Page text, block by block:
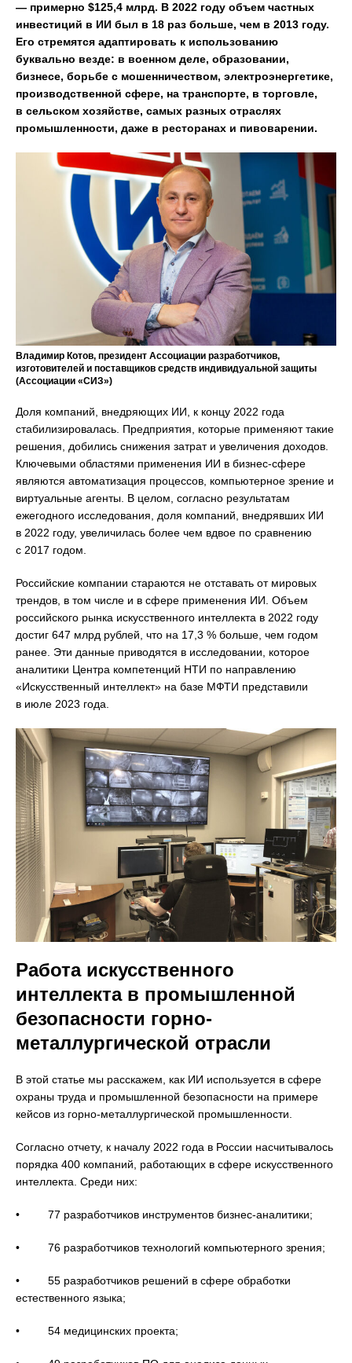
— примерно $125,4 млрд. В 2022 году объем частных
инвестиций в ИИ был в 18 раз больше, чем в 2013 году.
Его стремятся адаптировать к использованию
буквально везде: в военном деле, образовании,
бизнесе, борьбе с мошенничеством, электроэнергетике,
производственной сфере, на транспорте, в торговле,
в сельском хозяйстве, самых разных отраслях
промышленности, даже в ресторанах и пивоварении.
Владимир Котов, президент Ассоциации разработчиков,
изготовителей и поставщиков средств индивидуальной защиты
(Ассоциации «СИЗ»)
Доля компаний, внедряющих ИИ, к концу 2022 года
стабилизировалась. Предприятия, которые применяют такие
решения, добились снижения затрат и увеличения доходов.
Ключевыми областями применения ИИ в бизнес-сфере
являются автоматизация процессов, компьютерное зрение и
виртуальные агенты. В целом, согласно результатам
ежегодного исследования, доля компаний, внедрявших ИИ
в 2022 году, увеличилась более чем вдвое по сравнению
с 2017 годом.
Российские компании стараются не отставать от мировых
трендов, в том числе и в сфере применения ИИ. Объем
российского рынка искусственного интеллекта в 2022 году
достиг 647 млрд рублей, что на 17,3 % больше, чем годом
ранее. Эти данные приводятся в исследовании, которое
аналитики Центра компетенций НТИ по направлению
«Искусственный интеллект» на базе МФТИ представили
в июле 2023 года.
Работа искусственного
интеллекта в промышленной
безопасности горно-
металлургической отрасли
В этой статье мы расскажем, как ИИ используется в сфере
охраны труда и промышленной безопасности на примере
кейсов из горно-металлургической промышленности.
Согласно отчету, к началу 2022 года в России насчитывалось
порядка 400 компаний, работающих в сфере искусственного
интеллекта. Среди них:
• 77 разработчиков инструментов бизнес-аналитики;
• 76 разработчиков технологий компьютерного зрения;
• 55 разработчиков решений в сфере обработки
естественного языка;
• 54 медицинских проекта;